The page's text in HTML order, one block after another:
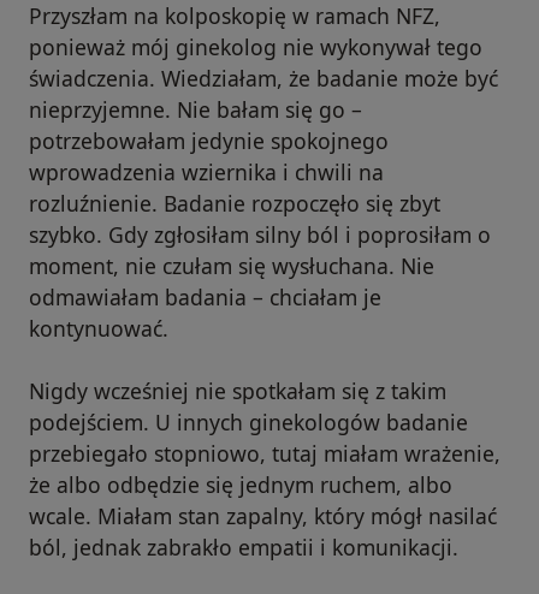
Przyszłam na kolposkopię w ramach NFZ,
ponieważ mój ginekolog nie wykonywał tego
świadczenia. Wiedziałam, że badanie może być
nieprzyjemne. Nie bałam się go –
potrzebowałam jedynie spokojnego
wprowadzenia wziernika i chwili na
rozluźnienie. Badanie rozpoczęło się zbyt
szybko. Gdy zgłosiłam silny ból i poprosiłam o
moment, nie czułam się wysłuchana. Nie
odmawiałam badania – chciałam je
kontynuować.
Nigdy wcześniej nie spotkałam się z takim
podejściem. U innych ginekologów badanie
przebiegało stopniowo, tutaj miałam wrażenie,
że albo odbędzie się jednym ruchem, albo
wcale. Miałam stan zapalny, który mógł nasilać
ból, jednak zabrakło empatii i komunikacji.